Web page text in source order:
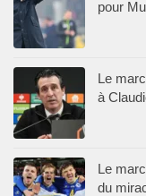
pour
Le
à
Le
du